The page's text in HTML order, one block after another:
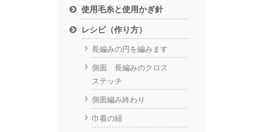
使用毛糸と使用かぎ針
レシピ（作り方）
長編みの円を編みます
側面 長編みのクロス
ステッチ
側面編み終わり
巾着の紐